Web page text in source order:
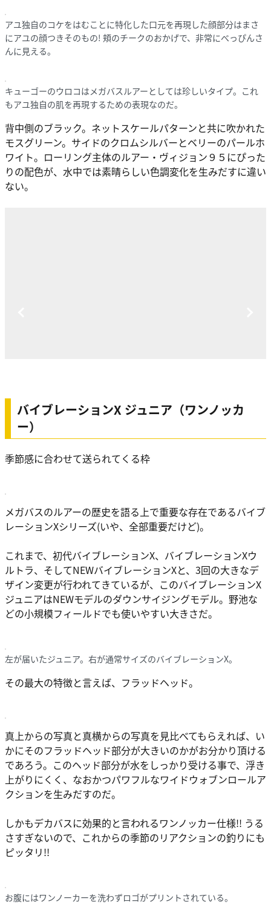
アユ独自のコケをはむことに特化した口元を再現した顔部分はまさ
にアユの顔つきそのもの! 頬のチークのおかげで、非常にべっぴんさ
んに見える。
キューゴーのウロコはメガバスルアーとしては珍しいタイプ。これ
もアユ独自の肌を再現するための表現なのだ。
背中側のブラック。ネットスケールパターンと共に吹かれた
モスグリーン。サイドのクロムシルバーとベリーのパールホ
ワイト。ローリング主体のルアー・ヴィジョン９５にぴった
りの配色が、水中では素晴らしい色調変化を生みだすに違い
ない。
バイブレーションX ジュニア（ワンノッカ
ー）
季節感に合わせて送られてくる枠
メガバスのルアーの歴史を語る上で重要な存在であるバイブ
レーションXシリーズ(いや、全部重要だけど)。
これまで、初代バイブレーションX、バイブレーションXウ
ルトラ、そしてNEWバイブレーションXと、3回の大きなデ
ザイン変更が行われてきているが、このバイブレーションX
ジュニアはNEWモデルのダウンサイジングモデル。野池な
どの小規模フィールドでも使いやすい大きさだ。
左が届いたジュニア。右が通常サイズのバイブレーションX。
その最大の特徴と言えば、フラッドヘッド。
真上からの写真と真横からの写真を見比べてもらえれば、い
かにそのフラッドヘッド部分が大きいのかがお分かり頂ける
であろう。このヘッド部分が水をしっかり受ける事で、浮き
上がりにくく、なおかつパワフルなワイドウォブンロールア
クションを生みだすのだ。
しかもデカバスに効果的と言われるワンノッカー仕様!! うる
さすぎないので、これからの季節のリアクションの釣りにも
ピッタリ!!
お腹にはワンノーカーを洗わずロゴがプリントされている。